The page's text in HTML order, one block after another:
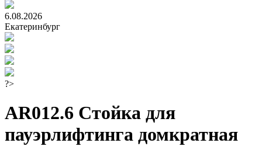
6.08.2026
Екатеринбург
?>
AR012.6 Стойка для
пауэрлифтинга домкратная